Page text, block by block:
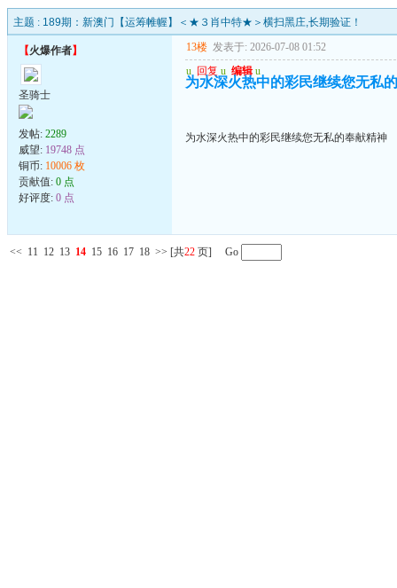
主题 : 189期：新澳门【运筹帷幄】＜★３肖中特★＞横扫黑庄,长期验证！
【火爆作者】
圣骑士
发帖: 2289
威望: 19748 点
铜币: 10006 枚
贡献值: 0 点
好评度: 0 点
13楼 发表于: 2026-07-08 01:52
u 回复 u 编辑 u
为水深火热中的彩民继续您无私
为水深火热中的彩民继续您无私的奉献精神
<< 11 12 13 14 15 16 17 18 >> [共22 页] Go